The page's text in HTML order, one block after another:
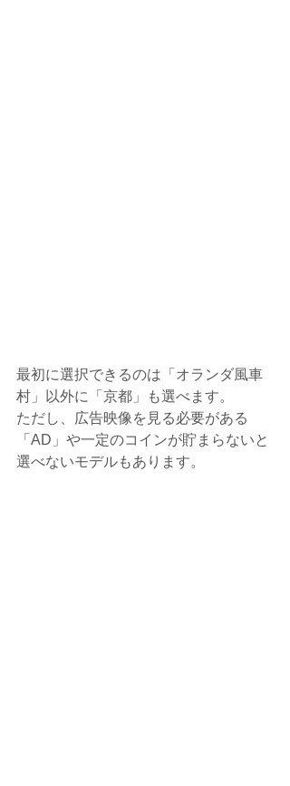
最初に選択できるのは「オランダ風車
村」以外に「京都」も選べます。
ただし、広告映像を見る必要がある
「AD」や一定のコインが貯まらないと
選べないモデルもあります。